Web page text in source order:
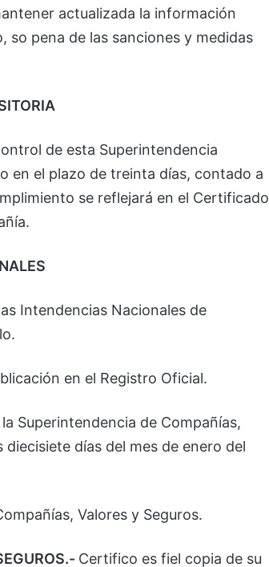
actualizada la información
so pena de las sanciones y medidas
de esta Superintendencia
en el plazo de treinta días, contado a
se reflejará en el Certificado
Intendencias Nacionales de
en el Registro Oficial.
Superintendencia de Compañías,
días del mes de enero del
Valores y Seguros.
Certifico es fiel copia de su